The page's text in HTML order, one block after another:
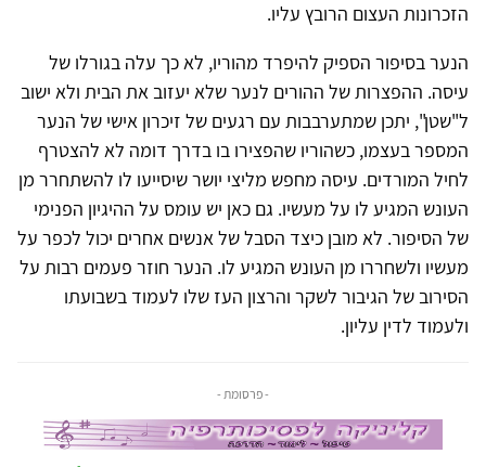
הזכרונות העצום הרובץ עליו.
הנער בסיפור הספיק להיפרד מהוריו, לא כך עלה בגורלו של
עיסה. ההפצרות של ההורים לנער שלא יעזוב את הבית ולא ישוב
ל"שטן", יתכן שמתערבבות עם רגעים של זיכרון אישי של הנער
המספר בעצמו, כשהוריו שהפצירו בו בדרך דומה לא להצטרף
לחיל המורדים. עיסה מחפש מליצי יושר שיסייעו לו להשתחרר מן
העונש המגיע לו על מעשיו. גם כאן יש עומס על ההיגיון הפנימי
של הסיפור. לא מובן כיצד הסבל של אנשים אחרים יכול לכפר על
מעשיו ולשחררו מן העונש המגיע לו. הנער חוזר פעמים רבות על
הסירוב של הגיבור לשקר והרצון העז שלו לעמוד בשבועתו
ולעמוד לדין עליון.
- פרסומת -